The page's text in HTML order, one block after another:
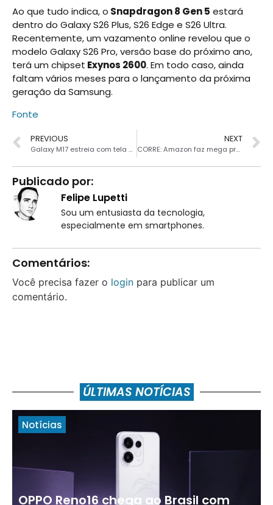
Ao que tudo indica, o Snapdragon 8 Gen 5 estará
dentro do Galaxy S26 Plus, S26 Edge e S26 Ultra.
Recentemente, um vazamento online revelou que o
modelo Galaxy S26 Pro, versão base do próximo ano,
terá um chipset Exynos 2600. Em todo caso, ainda
faltam vários meses para o lançamento da próxima
geração da Samsung.
Fonte
PREVIOUS
Galaxy M17 estreia com tela Super AMOLED e câmera de 50MP
NEXT
CORRE: Amazon faz mega promoção e vende Galaxy S24 em 12x sem juros
Publicado por:
Felipe Lupetti
Sou um entusiasta da tecnologia,
especialmente em smartphones.
Comentários:
Você precisa fazer o login para publicar um
comentário.
ÚLTIMAS NOTÍCIAS
Notícias
OPPO Reno16 chega ao Brasil com